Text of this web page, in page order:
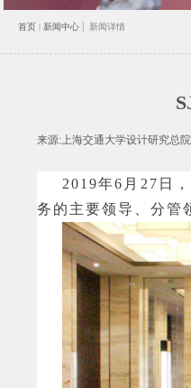
首页 | 新闻中心 新闻详情
来源:上海交通大学设计研究总院
2019年6月27日
务的主要领导、分管